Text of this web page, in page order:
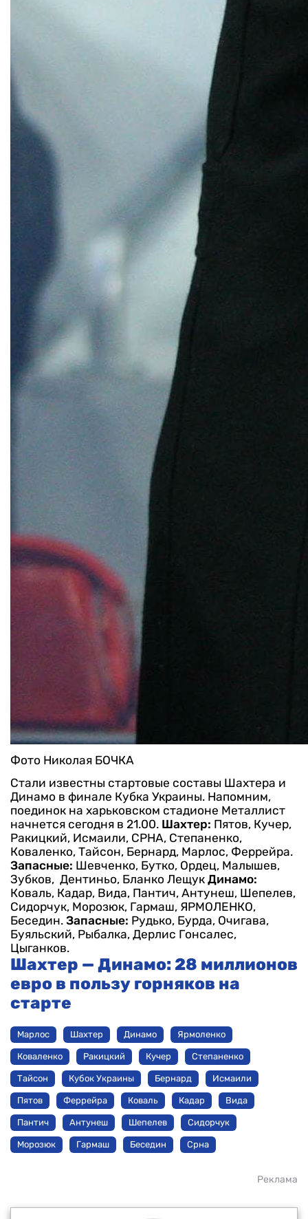
Фото Николая БОЧКА
Стали известны стартовые составы Шахтера и
Динамо в финале Кубка Украины. Напомним,
поединок на харьковском стадионе Металлист
начнется сегодня в 21.00. Шахтер: Пятов, Кучер,
Ракицкий, Исмаили, СРНА, Степаненко,
Коваленко, Тайсон, Бернард, Марлос, Феррейра.
Запасные: Шевченко, Бутко, Ордец, Малышев,
Зубков, Дентиньо, Бланко Лещук Динамо:
Коваль, Кадар, Вида, Пантич, Антунеш, Шепелев,
Сидорчук, Морозюк, Гармаш, ЯРМОЛЕНКО,
Беседин. Запасные: Рудько, Бурда, Очигава,
Буяльский, Рыбалка, Дерлис Гонсалес,
Цыганков.
Шахтер — Динамо: 28 миллионов
евро в пользу горняков на
старте
Марлос Шахтер Динамо Ярмоленко
Коваленко Ракицкий Кучер Степаненко
Тайсон Кубок Украины Бернард Исмаили
Пятов Феррейра Коваль Кадар Вида
Пантич Антунеш Шепелев Сидорчук
Морозюк Гармаш Беседин Срна
Реклама